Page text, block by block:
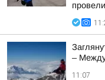
–
11:07